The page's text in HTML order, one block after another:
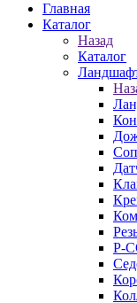
Главная
Каталог
Назад
Каталог
P-